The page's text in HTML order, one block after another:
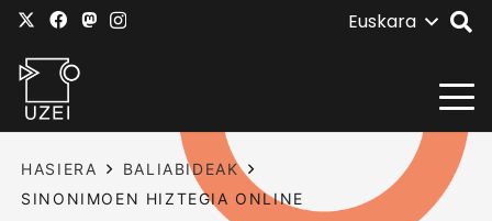
Euskara
HASIERA
BALIABIDEAK
SINONIMOEN HIZTEGIA ONLINE